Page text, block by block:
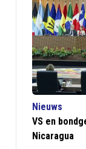
Nieuws
VS en
Nicaragua